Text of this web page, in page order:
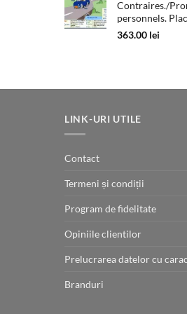
Contraires./
personnels.
363.00 lei
LINK-URI UTILE
Contact
Termeni și condiții
Program de fidelitate
Opiniile clientilor
Prelucrarea datelor cu
Branduri